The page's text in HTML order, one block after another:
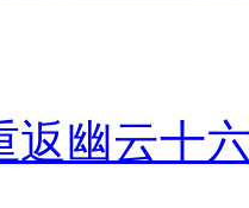
返幽云十